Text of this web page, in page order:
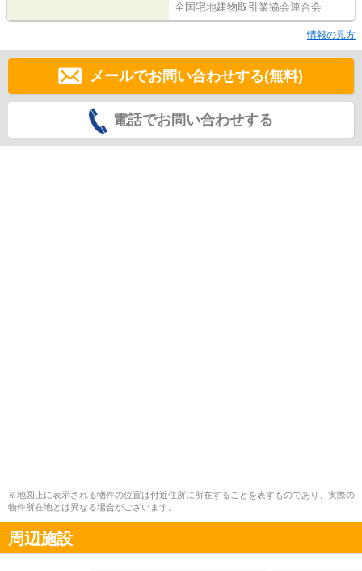
全国宅地建物取引業協会連合会
情報の見方
メールでお問い合わせする(無料)
電話でお問い合わせする
※地図上に表示される物件の位置は付近住所に所在することを表すものであり、実際の
物件所在地とは異なる場合がございます。
周辺施設